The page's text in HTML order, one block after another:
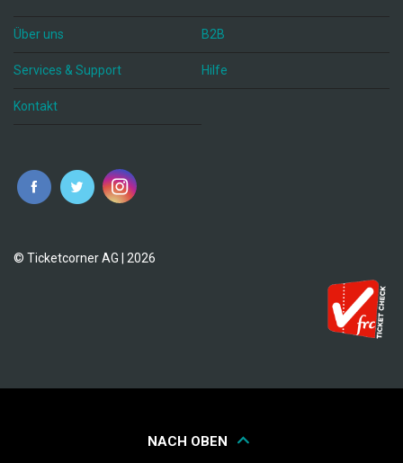
Über uns B2B
Services & Support Hilfe
Kontakt
© Ticketcorner AG | 2026
NACH OBEN